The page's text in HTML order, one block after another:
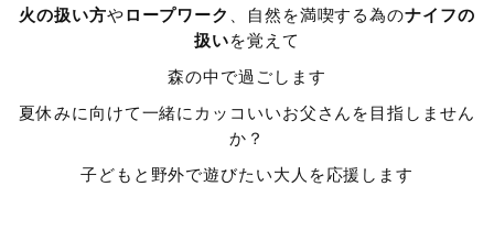
火の扱い方やロープワーク 、自然を満喫する為のナイフの
扱いを覚えて
森の中で過ごします
夏休みに向けて一緒にカッコいいお父さんを目指しません
か？
子どもと野外で遊びたい大人を応援します